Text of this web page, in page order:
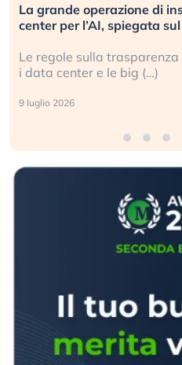
La grande operazione di
center per l’AI, spiegata
Le regole sulla
i data center e le big (…)
9 luglio 2026